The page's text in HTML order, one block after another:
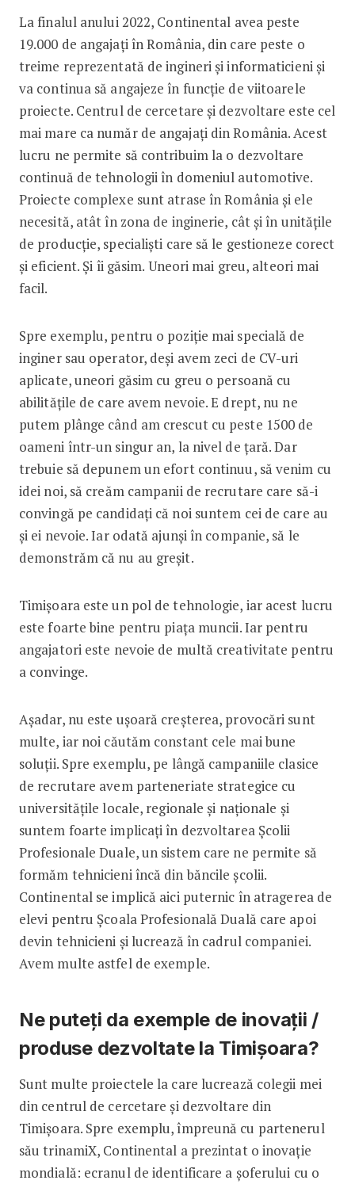
La finalul anului 2022, Continental avea peste
19.000 de angajați în România, din care peste o
treime reprezentată de ingineri și informaticieni și
va continua să angajeze în funcție de viitoarele
proiecte. Centrul de cercetare și dezvoltare este cel
mai mare ca număr de angajați din România. Acest
lucru ne permite să contribuim la o dezvoltare
continuă de tehnologii în domeniul automotive.
Proiecte complexe sunt atrase în România și ele
necesită, atât în zona de inginerie, cât și în unitățile
de producție, specialiști care să le gestioneze corect
și eficient. Și îi găsim. Uneori mai greu, alteori mai
facil.
Spre exemplu, pentru o poziție mai specială de
inginer sau operator, deși avem zeci de CV-uri
aplicate, uneori găsim cu greu o persoană cu
abilitățile de care avem nevoie. E drept, nu ne
putem plânge când am crescut cu peste 1500 de
oameni într-un singur an, la nivel de țară. Dar
trebuie să depunem un efort continuu, să venim cu
idei noi, să creăm campanii de recrutare care să-i
convingă pe candidați că noi suntem cei de care au
și ei nevoie. Iar odată ajunși în companie, să le
demonstrăm că nu au greșit.
Timișoara este un pol de tehnologie, iar acest lucru
este foarte bine pentru piața muncii. Iar pentru
angajatori este nevoie de multă creativitate pentru
a convinge.
Așadar, nu este ușoară creșterea, provocări sunt
multe, iar noi căutăm constant cele mai bune
soluții. Spre exemplu, pe lângă campaniile clasice
de recrutare avem parteneriate strategice cu
universitățile locale, regionale și naționale și
suntem foarte implicați în dezvoltarea Școlii
Profesionale Duale, un sistem care ne permite să
formăm tehnicieni încă din băncile școlii.
Continental se implică aici puternic în atragerea de
elevi pentru Școala Profesională Duală care apoi
devin tehnicieni și lucrează în cadrul companiei.
Avem multe astfel de exemple.
Ne puteți da exemple de inovații /
produse dezvoltate la Timișoara?
Sunt multe proiectele la care lucrează colegii mei
din centrul de cercetare și dezvoltare din
Timișoara. Spre exemplu, împreună cu partenerul
său trinamiX, Continental a prezintat o inovație
mondială: ecranul de identificare a șoferului cu o